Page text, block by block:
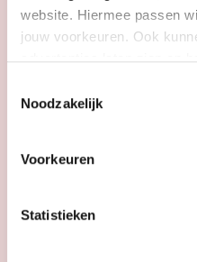
website. Hiermee passen
jouw voorkeuren. Ook
statement. Je kunt je
Noodzakelijk
Voorkeuren
Statistieken
Een appel-
alcoholisch
Schrijf je in voor
Ontvang onze nieuwsbrief,